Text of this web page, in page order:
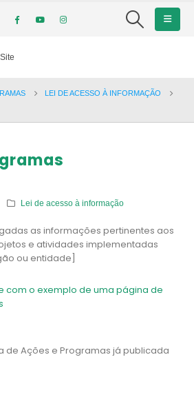
LEI DE ACESSO À INFORMAÇÃO
Lei de acesso à informação
as informações pertinentes aos
e atividades implementadas
ou entidade]
com o exemplo de uma página de
de Ações e Programas já publicada